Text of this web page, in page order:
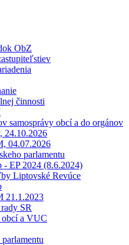
ObZ
činnosti
samosprávy obcí a do orgánov
24.10.2026
04.07.2026
parlamentu
EP 2024 (8.6.2024)
Liptovské Revúce
21.1.2023
SR
obcí a VUC